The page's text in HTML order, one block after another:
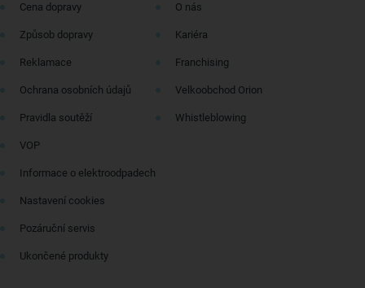
Cena dopravy
Způsob dopravy
Reklamace
Ochrana osobních údajů
Pravidla soutěží
VOP
Informace o elektroodpadech
Nastavení cookies
Pozáruční servis
Ukončené produkty
O nás
Kariéra
Franchising
Velkoobchod Orion
Whistleblowing